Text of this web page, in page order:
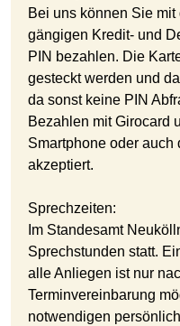
Bei uns können Sie
gängigen Kredit- und
PIN bezahlen. Die
gesteckt werden und
da sonst keine PIN
Bezahlen mit Girocard
Smartphone oder auch
akzeptiert.
Sprechzeiten:
Im Standesamt
Sprechstunden statt.
alle Anliegen ist nur
Terminvereinbarung
notwendigen